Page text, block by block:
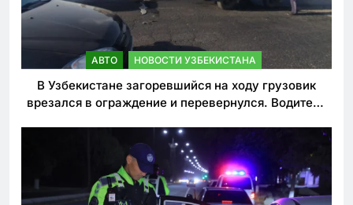
АВТО НОВОСТИ УЗБЕКИСТАНА
В Узбекистане загоревшийся на ходу грузовик
врезался в ограждение и перевернулся. Водитель